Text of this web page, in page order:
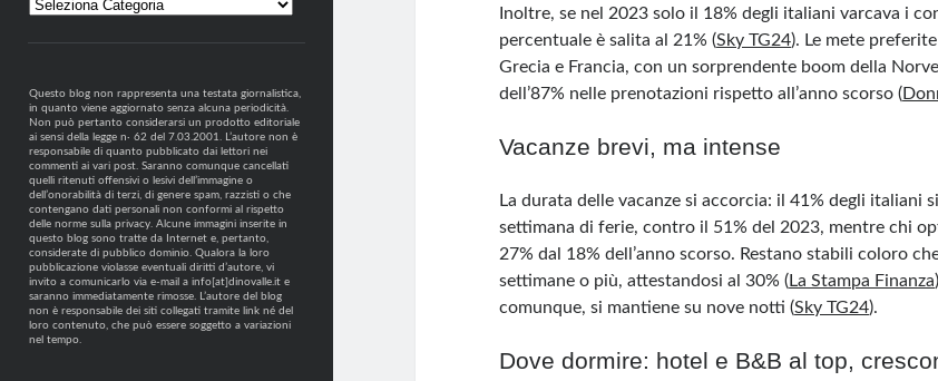
Questo blog non rappresenta una testata giornalistica,
in quanto viene aggiornato senza alcuna periodicità.
Non può pertanto considerarsi un prodotto editoriale
ai sensi della legge n· 62 del 7.03.2001. L’autore non è
responsabile di quanto pubblicato dai lettori nei
commenti ai vari post. Saranno comunque cancellati
quelli ritenuti offensivi o lesivi dell’immagine o
dell’onorabilità di terzi, di genere spam, razzisti o che
contengano dati personali non conformi al rispetto
delle norme sulla privacy. Alcune immagini inserite in
questo blog sono tratte da Internet e, pertanto,
considerate di pubblico dominio. Qualora la loro
pubblicazione violasse eventuali diritti d’autore, vi
invito a comunicarlo via e-mail a info[at]dinovalle.it e
saranno immediatamente rimosse. L’autore del blog
non è responsabile dei siti collegati tramite link né del
loro contenuto, che può essere soggetto a variazioni
nel tempo.
Inoltre, se nel 2023 solo il 18% degli italiani varcava i
percentuale è salita al 21%​ (Sky TG24). Le mete
Grecia e Francia, con un sorprendente boom della
dell’87% nelle prenotazioni rispetto all’anno scorso​ (
Vacanze brevi, ma intense
La durata delle vacanze si accorcia: il 41% degli italiani
settimana di ferie, contro il 51% del 2023, mentre chi
27% dal 18% dell’anno scorso. Restano stabili coloro
settimane o più, attestandosi al 30%​ (La Stampa Finanza
comunque, si mantiene su nove notti​ (Sky TG24).
Dove dormire: hotel e B&B al top,